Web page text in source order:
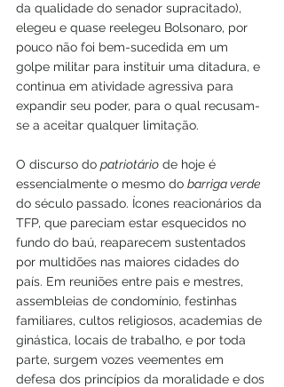
da qualidade do senador supracitado),
elegeu e quase reelegeu Bolsonaro, por
pouco não foi bem-sucedida em um
golpe militar para instituir uma ditadura, e
continua em atividade agressiva para
expandir seu poder, para o qual recusam-
se a aceitar qualquer limitação.
O discurso do patriotário de hoje é
essencialmente o mesmo do barriga verde
do século passado. Ícones reacionários da
TFP, que pareciam estar esquecidos no
fundo do baú, reaparecem sustentados
por multidões nas maiores cidades do
país. Em reuniões entre pais e mestres,
assembleias de condomínio, festinhas
familiares, cultos religiosos, academias de
ginástica, locais de trabalho, e por toda
parte, surgem vozes veementes em
defesa dos princípios da moralidade e dos